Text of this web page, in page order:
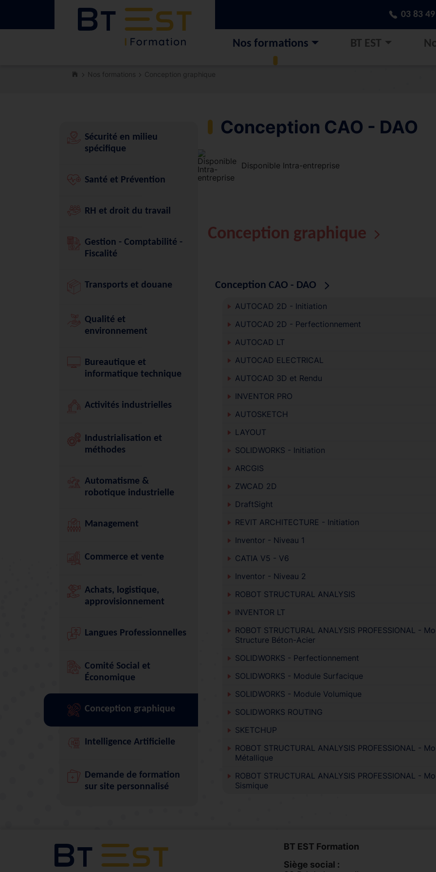
03 83
Nos formations BT EST
Nos formations Conception graphique
Conception CAO - DAO
Disponible Intra-entreprise
Conception graphique
Conception CAO - DAO
AUTOCAD 2D - Initiation
AUTOCAD 2D - Perfectionnement
AUTOCAD LT
AUTOCAD ELECTRICAL
AUTOCAD 3D et Rendu
INVENTOR PRO
AUTOSKETCH
LAYOUT
SOLIDWORKS - Initiation
ARCGIS
ZWCAD 2D
DraftSight
REVIT ARCHITECTURE - Initiation
Inventor - Niveau 1
CATIA V5 - V6
Inventor - Niveau 2
ROBOT STRUCTURAL ANALYSIS
INVENTOR LT
ROBOT STRUCTURAL ANALYSIS PROFESSIONAL -
Structure Béton-Acier
SOLIDWORKS - Perfectionnement
SOLIDWORKS - Module Surfacique
SOLIDWORKS - Module Volumique
SOLIDWORKS ROUTING
SKETCHUP
ROBOT STRUCTURAL ANALYSIS PROFESSIONAL -
Métallique
ROBOT STRUCTURAL ANALYSIS PROFESSIONAL -
Sismique
Sécurité en milieu
spécifique
Santé et Prévention
RH et droit du travail
Gestion - Comptabilité -
Fiscalité
Transports et douane
Qualité et
environnement
Bureautique et
informatique technique
Activités industrielles
Industrialisation et
méthodes
Automatisme &
robotique industrielle
Management
Commerce et vente
Achats, logistique,
approvisionnement
Langues Professionnelles
Comité Social et
Économique
Conception graphique
Intelligence Artificielle
Demande de formation
sur site personnalisé
BT EST Formation
Siège social :